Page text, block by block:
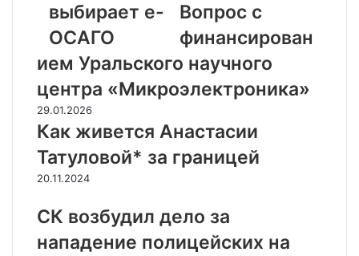
выбирает е-
ОСАГО
Вопрос с
финансирован
ием Уральского научного
центра «Микроэлектроника»
29.01.2026
Как живется Анастасии
Татуловой* за границей
20.11.2024
СК возбудил дело за
нападение полицейских на